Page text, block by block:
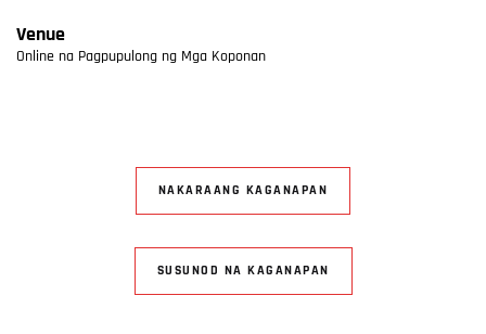
Venue
Online na Pagpupulong ng Mga Koponan
NAKARAANG KAGANAPAN
SUSUNOD NA KAGANAPAN